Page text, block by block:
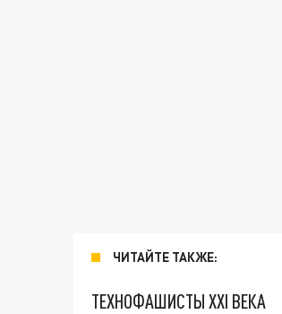
ЧИТАЙТЕ ТАКЖЕ:
ТЕХНОФАШИСТЫ XXI ВЕКА